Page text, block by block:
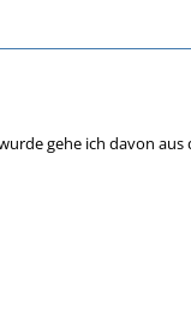
gehe ich davon